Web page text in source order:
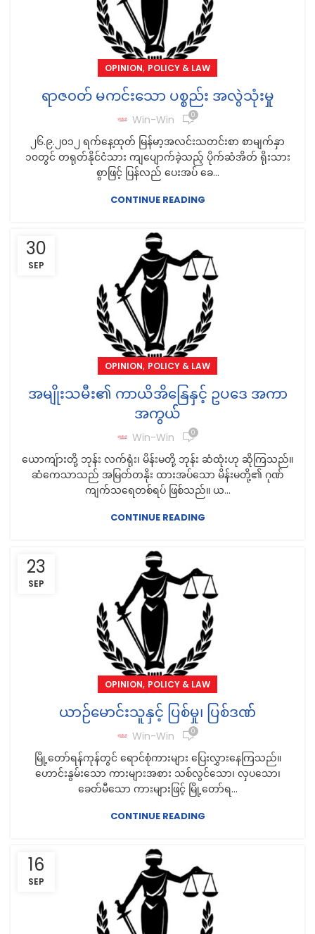
OPINION, POLICY & LAW
ရာဇ၀တ် မကင်းသော ပစ္စည်း အလွဲသုံးမှု
Win-Win 0
၂၆.၉.၂၀၁၂ ရက်နေ့ထုတ် မြန်မာ့အလင်းသတင်းစာ စာမျက်နှာ
၁၀တွင် တရုတ်နိုင်ငံသား ကျပျောက်ခဲ့သည့် ပိုက်ဆံအိတ် ရိုးသား
စွာဖြင့် ပြန်လည် ပေးအပ် ခေ...
CONTINUE READING
30
SEP
OPINION, POLICY & LAW
အမျိုးသမီး၏ ကာယိအိနြေနှင့် ဥပဒေ အကာ
အကွယ််
Win-Win 0
ယောကျ်ားတို့ ဘုန်း လက်ရုံး၊ မိန်းမတို့ ဘုန်း ဆံထုံးဟု ဆိုကြသည်။
ဆံကေသာသည် အမြတ်တနိုး ထားအပ်သော မိန်းမတို့၏ ဂုဏ်
ကျက်သရေတစ်ရပ် ဖြစ်သည်။ ယ...
CONTINUE READING
23
SEP
OPINION, POLICY & LAW
ယာဉ်မောင်းသူနှင့် ပြစ်မှု၊ ပြစ်ဒဏ််
Win-Win 0
မြို့တော်ရန်ကုန်တွင် ရောင်စုံကားများ ပြေးလွှားနေကြသည်။
ဟောင်းနွမ်းသော ကားများအစား သစ်လွင်သော၊ လှပသော၊
ခေတ်မီသော ကားများဖြင့် မြို့တော်ရ...
CONTINUE READING
16
SEP